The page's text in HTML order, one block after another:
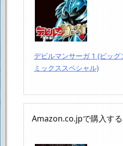
デビルマンサーガ 1 (ビッグ
ミックススペシャル)
Amazon.co.jpで購入する